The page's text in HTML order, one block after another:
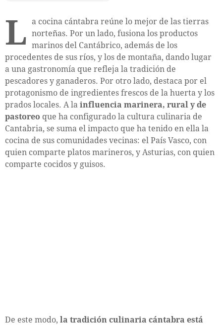
L a cocina cántabra reúne lo mejor de las tierras
norteñas. Por un lado, fusiona los productos
marinos del Cantábrico, además de los
procedentes de sus ríos, y los de montaña, dando lugar
a una gastronomía que refleja la tradición de
pescadores y ganaderos. Por otro lado, destaca por el
protagonismo de ingredientes frescos de la huerta y los
prados locales. A la influencia marinera, rural y de
pastoreo que ha configurado la cultura culinaria de
Cantabria, se suma el impacto que ha tenido en ella la
cocina de sus comunidades vecinas: el País Vasco, con
quien comparte platos marineros, y Asturias, con quien
comparte cocidos y guisos.
De este modo, la tradición culinaria cántabra está